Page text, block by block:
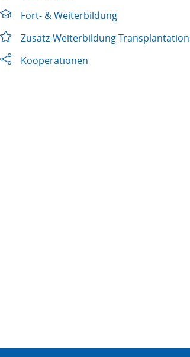
Fort- & Weiterbildung
Zusatz-Weiterbildung
Kooperationen